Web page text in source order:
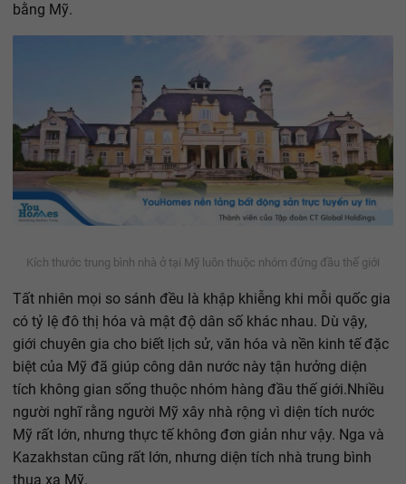
bằng Mỹ.
Kích thước trung bình nhà ở tại Mỹ luôn thuộc nhóm đứng đầu thế giới
Tất nhiên mọi so sánh đều là khập khiễng khi mỗi quốc gia
có tỷ lệ đô thị hóa và mật độ dân số khác nhau. Dù vậy,
giới chuyên gia cho biết lịch sử, văn hóa và nền kinh tế đặc
biệt của Mỹ đã giúp công dân nước này tận hưởng diện
tích không gian sống thuộc nhóm hàng đầu thế giới.Nhiều
người nghĩ rằng người Mỹ xây nhà rộng vì diện tích nước
Mỹ rất lớn, nhưng thực tế không đơn giản như vậy. Nga và
Kazakhstan cũng rất lớn, nhưng diện tích nhà trung bình
thua xa Mỹ.